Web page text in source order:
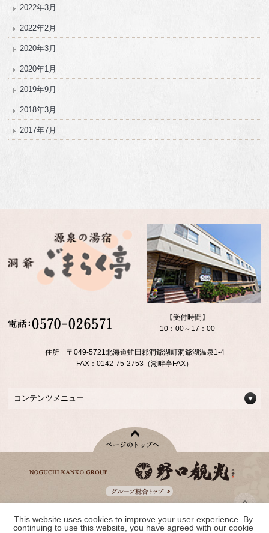
2022年3月
2022年2月
2020年3月
2020年1月
2019年9月
2018年3月
2017年7月
【受付時間】
10：00～17：00
住所 〒049-5721北海道虻田郡洞爺湖町洞爺湖温泉1-4
FAX：0142-75-2753（湖畔亭FAX）
コンテンツメニュー
野口観光グループ一覧
This website uses cookies to improve your user experience. By
continuing to use this website, you have agreed with our cookie